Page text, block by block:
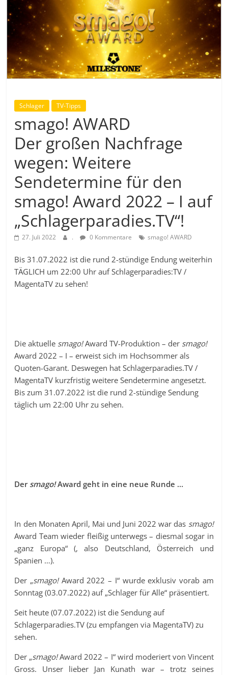
Schlager TV-Tipps
smago! AWARD
Der großen Nachfrage
wegen: Weitere
Sendetermine für den
smago! Award 2022 – I auf
„Schlagerparadies.TV“!
27. Juli 2022 . 0 Kommentare smago! AWARD
Bis 31.07.2022 ist die rund 2-stündige Endung weiterhin
TÄGLICH um 22:00 Uhr auf Schlagerparadies:TV /
MagentaTV zu sehen!
Die aktuelle smago!Award TV-Produktion – der smago!
Award 2022 – I – erweist sich im Hochsommer als
Quoten-Garant. Deswegen hat Schlagerparadies.TV /
MagentaTV kurzfristig weitere Sendetermine angesetzt.
Bis zum 31.07.2022 ist die rund 2-stündige Sendung
täglich um 22:00 Uhr zu sehen.
Dersmago!Award geht in eine neue Runde …
In den Monaten April, Mai und Juni 2022 war das smago!
Award Team wieder fleißig unterwegs – diesmal sogar in
„ganz Europa“ (, also Deutschland, Österreich und
Spanien …).
Der „smago!Award 2022 – I“ wurde exklusiv vorab am
Sonntag (03.07.2022) auf „Schlager für Alle“ präsentiert.
Seit heute (07.07.2022) ist die Sendung auf
Schlagerparadies.TV (zu empfangen via MagentaTV) zu
sehen.
Der „smago!Award 2022 – I“ wird moderiert von Vincent
Gross. Unser lieber Jan Kunath war – trotz seines